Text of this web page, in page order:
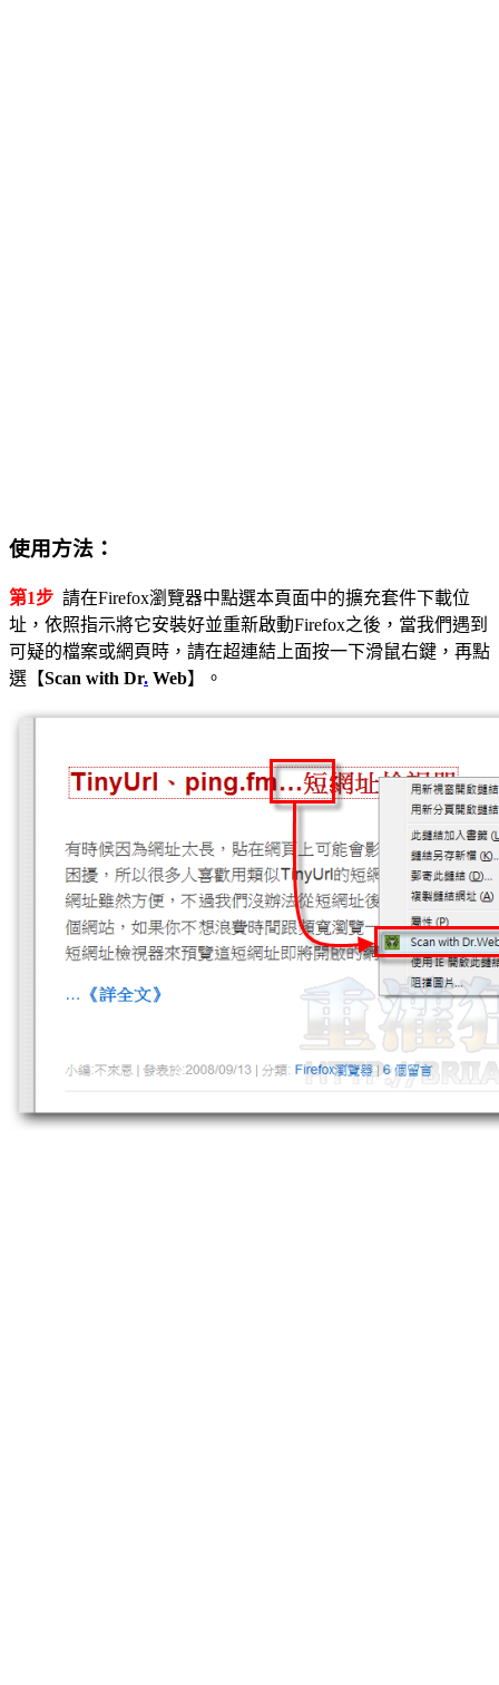
使用方法：
第1步 請在Firefox瀏覽器中點選本頁面中的擴充套件下載位
址，依照指示將它安裝好並重新啟動Firefox之後，當我們遇到
可疑的檔案或網頁時，請在超連結上面按一下滑鼠右鍵，再點
選【Scan with Dr. Web】。